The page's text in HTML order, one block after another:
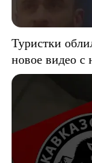
Туристки
новое видео с